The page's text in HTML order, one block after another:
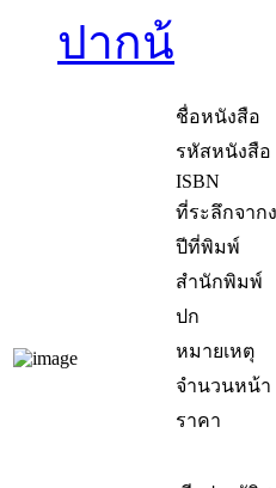
ปากน้
ชื่อหนังสือ
รหัสหนังสือ
ISBN
ที่ระลึกจาก
ปีที่พิมพ์
สำนักพิมพ์
ปก
หมายเหตุ
จำนวนหน้า
ราคา